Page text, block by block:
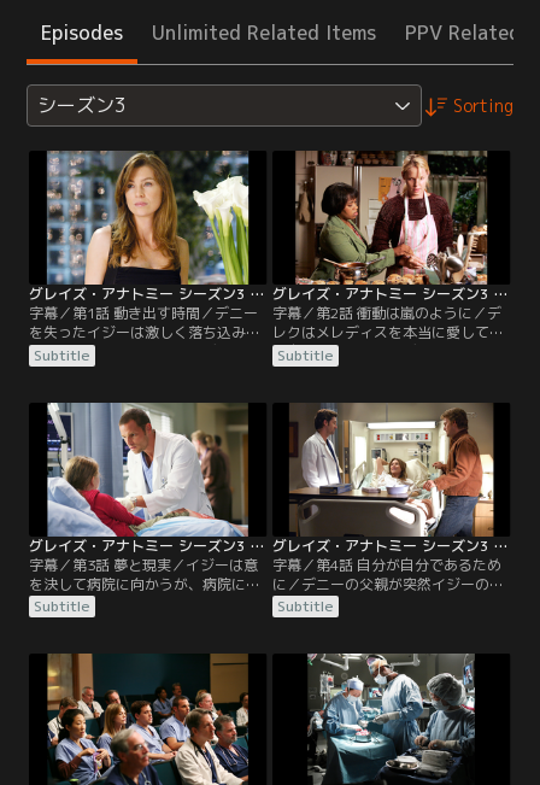
Episodes Unlimited Related Items PPV Related
シーズン3 Sorting
グレイズ・アナトミー シーズン3 第01話／字幕
字幕／第1話 動き出す時間／デニー
を失ったイジーは激しく落ち込み、
閉じこもってしまう。メレディスと
クリスティーナは心配し、彼女を元
したデレクとジョージは、その患者
夫婦が伝染病に感染していたため自
分たちも隔離される。メレディスは
再びデレクと関係を持ったことをク
リスティーナに打ち明ける。
Subtitle
グレイズ・アナトミー シーズン3 第02話／字幕
字幕／第2話 衝動は嵐のように／デ
レクはメレディスを本当に愛してい
る自分に気づき、アディソンと別れ
る決心をする。アディソンは深く傷
クの親友マークと再び一夜を過ご
す。一方、メレディスはデレクかフ
ィンかどちらを選ぶべきか答えを出
すことができずにいた。失意のあま
りひたすらマフィンを焼き続けるイ
ジーを見かね、同僚たちは…。
Subtitle
グレイズ・アナトミー シーズン3 第03話／字幕
字幕／第3話 夢と現実／イジーは意
を決して病院に向かうが、病院に入
ることができなかった。バークもま
た復帰できないのではないかという
てクリスティーナは手術の練習を進
め、復帰を促す。また、カリーとの
関係に悩んだジョージはやっとの思
いで、まだ一緒に住むには早いとカ
リーに告げ、彼女の怒りを買う。
Subtitle
グレイズ・アナトミー シーズン3 第04話／字幕
字幕／第4話 自分が自分であるため
に／デニーの父親が突然イジーの元
を訪れ、イジーはデニーの大きな愛
を再び知らされるのだった。メレデ
になる、。メレディスは麻酔で朦朧
としながらも、アディソンと初めて
お互いの気持ちを正直にぶつけ合
う。そんな中、マークがシアトル・
グレイス病院に勤務することが正式
に決まり、一同が騒然となる。
Subtitle